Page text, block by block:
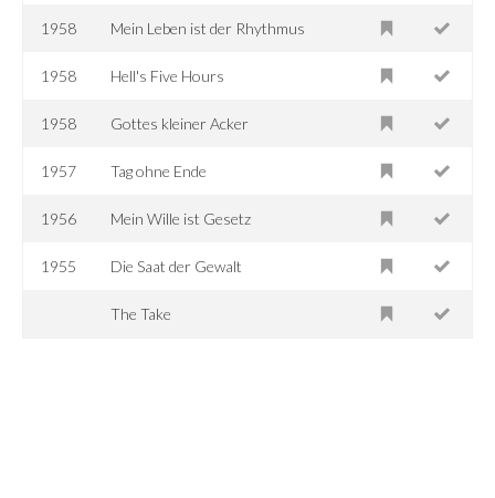
1958 Mein Leben ist der Rhythmus
1958 Hell's Five Hours
1958 Gottes kleiner Acker
1957 Tag ohne Ende
1956 Mein Wille ist Gesetz
1955 Die Saat der Gewalt
The Take